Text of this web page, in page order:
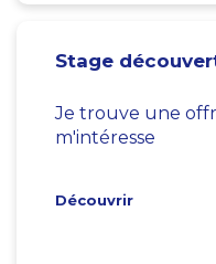
Stage
Je trouve une
m'intéresse
Découvrir